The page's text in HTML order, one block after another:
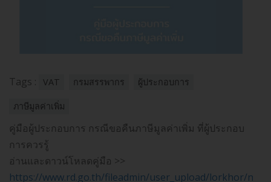
Tags : VAT กรมสรรพากร ผู้ประกอบการ
ภาษีมูลค่าเพิ่ม
คู่มือผู้ประกอบการ กรณีขอคืนภาษีมูลค่าเพิ่ม ที่ผู้ประกอบ
การควรรู้
อ่านและดาวน์โหลดคู่มือ >>
https://www.rd.go.th/fileadmin/user_upload/lorkhor/